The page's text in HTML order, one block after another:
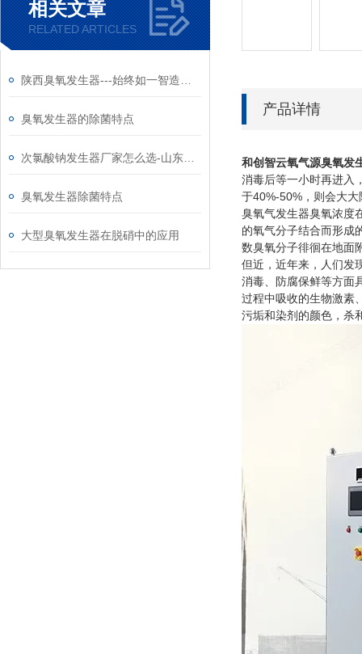
相关文章
RELATED ARTICLES
臭氧发生器的除菌特点
臭氧发生器除菌特点
大型臭氧发生器在脱硝中的应用
产品详情
和创智云氧气源臭氧发
消毒后等一小时再进入
于40%-50%，则会大
臭氧气发生器臭氧浓度
的氧气分子结合而形成
数臭氧分子徘徊在地面
但近，近年来，人们发
消毒、防腐保鲜等方面
过程中吸收的生物激素
污垢和染剂的颜色，杀